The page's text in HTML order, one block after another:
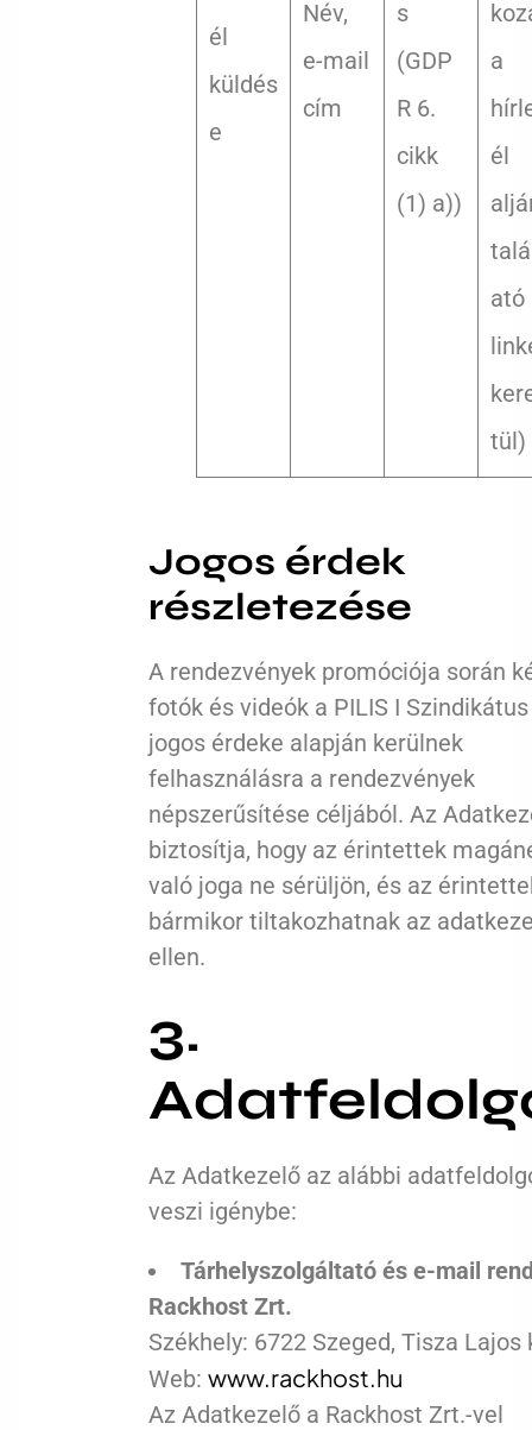
él
küldés
e
Név,
e-mail
cím
s
(GDP
R 6.
cikk
(1) a))
a
él
ató
tül)
Jogos érdek
részletezése
A rendezvények promóciója során
fotók és videók a PILIS I
jogos érdeke alapján kerülnek
felhasználásra a rendezvények
népszerűsítése céljából. Az
biztosítja, hogy az érintettek
való joga ne sérüljön, és az
bármikor tiltakozhatnak az
ellen.
3.
Az Adatkezelő az alábbi
veszi igénybe:
Tárhelyszolgáltató és e-mail
Rackhost Zrt.
Székhely: 6722 Szeged, Tisza Lajos
Web: www.rackhost.hu
Az Adatkezelő a Rackhost Zrt.-vel